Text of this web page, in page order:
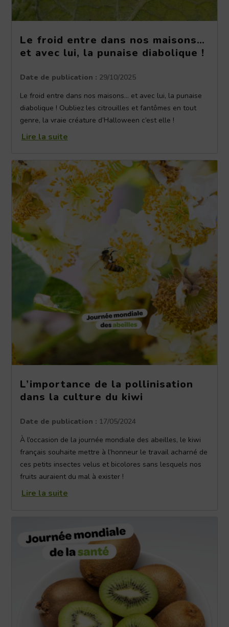
Le froid entre dans nos maisons…
et avec lui, la punaise diabolique !
Date de publication : 29/10/2025
Le froid entre dans nos maisons… et avec lui, la punaise
diabolique ! Oubliez les citrouilles et fantômes en tout
genre, la vraie créature d’Halloween c’est elle !
Lire la suite
L’importance de la pollinisation
dans la culture du kiwi
Date de publication : 17/05/2024
À l’occasion de la journée mondiale des abeilles, le kiwi
français souhaite mettre à l’honneur le travail acharné de
ces petits insectes velus et bicolores sans lesquels nos
fruits auraient du mal à exister !
Lire la suite